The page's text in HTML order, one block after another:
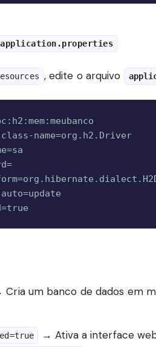
application.properties
, edite o arquivo
name=org.h2.Driver
Cria um banco de dados em
→ Ativa a interface